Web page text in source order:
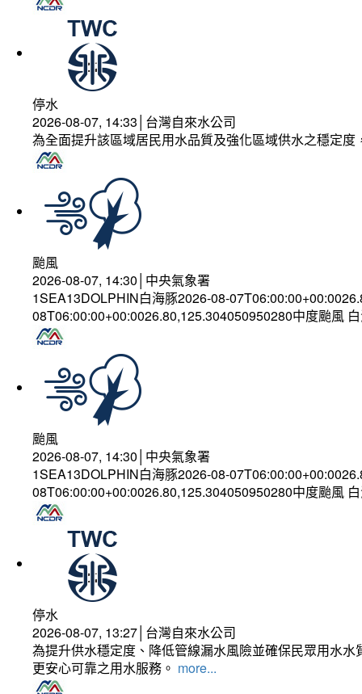
停水
2026-08-07, 14:33│台灣自來水公司
為全面提升該區域居民用水品質及強化區域供水之穩定
颱風
2026-08-07, 14:30│中央氣象署
1SEA13DOLPHIN白海豚2026-08-
08T06:00:00+00:0026.80,125.304050950280中度颱風
颱風
2026-08-07, 14:30│中央氣象署
1SEA13DOLPHIN白海豚2026-08-
08T06:00:00+00:0026.80,125.304050950280中度颱風
停水
2026-08-07, 13:27│台灣自來水公司
為提升供水穩定度、降低管線漏水風險並確保民眾用水
更安心可靠之用水服務。 more...